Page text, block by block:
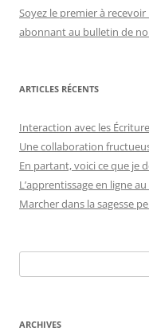
Soyez le premier à
abonnant au bulletin de
ARTICLES RÉCENTS
Interaction avec les
Une collaboration
En partant, voici ce que je
L’apprentissage en ligne
Marcher dans la sagesse
pour :
ARCHIVES